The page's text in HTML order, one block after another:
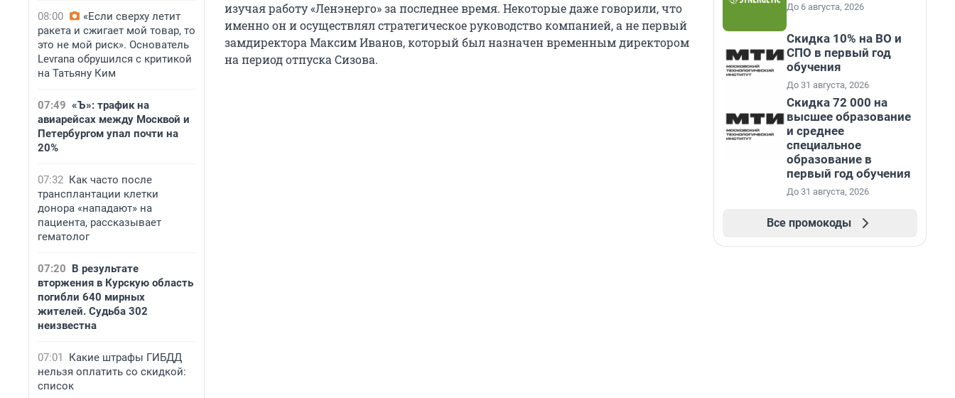
08:00
«Если сверху летит
ракета и сжигает мой товар, то
это не мой риск». Основатель
Levrana обрушился с критикой
на Татьяну Ким
07:49 «Ъ»: трафик на
авиарейсах между Москвой и
Петербургом упал почти на
20%
07:32 Как часто после
трансплантации клетки
донора «нападают» на
пациента, рассказывает
гематолог
07:20 В результате
вторжения в Курскую область
погибли 640 мирных
жителей. Судьба 302
неизвестна
07:01
Какие штрафы ГИБДД
нельзя оплатить со скидкой:
список
изучая работу «Ленэнерго» за последнее время. Некоторые даже говорили, что
именно он и осуществлял стратегическое руководство компанией, а не первый
замдиректора Максим Иванов, который был назначен временным директором
на период отпуска Сизова.
До 6 августа, 2026
Скидка 10% на ВО и
СПО в первый год
обучения
До 31 августа, 2026
Скидка 72 000 на
высшее образование
и среднее
специальное
образование в
первый год обучения
До 31 августа, 2026
Все промокоды